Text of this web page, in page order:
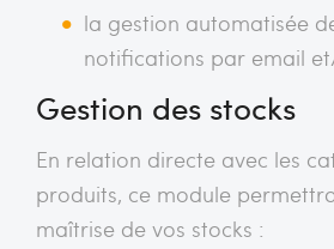
la gestion automatisée
notifications par email
Gestion des stocks
En relation directe avec les
produits, ce module
maîtrise de vos stocks :